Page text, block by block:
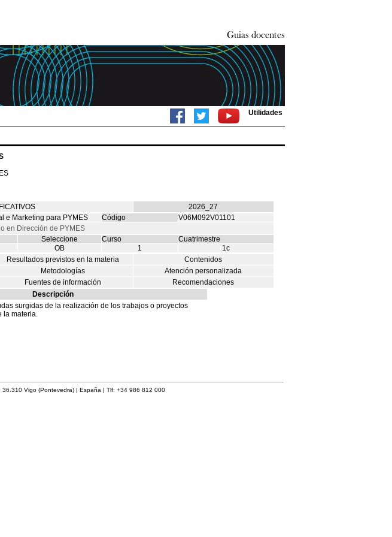
Utilidades
2026_27
e Marketing para PYMES Código
V06M092V01101
en Dirección de PYMES
Seleccione Curso
Cuatrimestre
OB 1
1c
Resultados previstos en la materia
Contenidos
Metodologías
Atención personalizada
Fuentes de información
Recomendaciones
Descripción
surgidas de la realización de los trabajos o proyectos
la materia.
Vigo (Pontevedra) | España | Tlf: +34 986 812 000